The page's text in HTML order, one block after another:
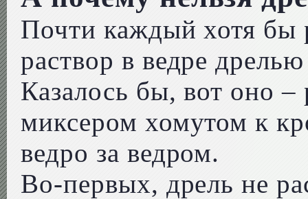
Почти каждый хотя бы
раствор в ведре
Казалось бы, вот оно
миксером хомутом к
ведро за ведром.
Во-первых, дрель не